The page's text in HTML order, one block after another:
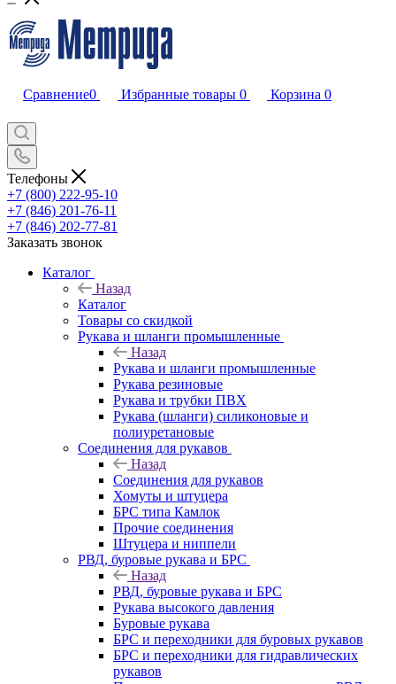
Сравнение0 Избранные товары 0 Корзина 0
Телефоны
+7 (800) 222-95-10
+7 (846) 201-76-11
+7 (846) 202-77-81
Заказать звонок
Каталог
Назад
Каталог
Товары со скидкой
Рукава и шланги промышленные
Назад
Рукава и шланги промышленные
Рукава резиновые
Рукава и трубки ПВХ
Рукава (шланги) силиконовые и
полиуретановые
Соединения для рукавов
Назад
Соединения для рукавов
Хомуты и штуцера
БРС типа Камлок
Прочие соединения
Штуцера и ниппели
РВД, буровые рукава и БРС
Назад
РВД, буровые рукава и БРС
Рукава высокого давления
Буровые рукава
БРС и переходники для буровых рукавов
БРС и переходники для гидравлических
рукавов